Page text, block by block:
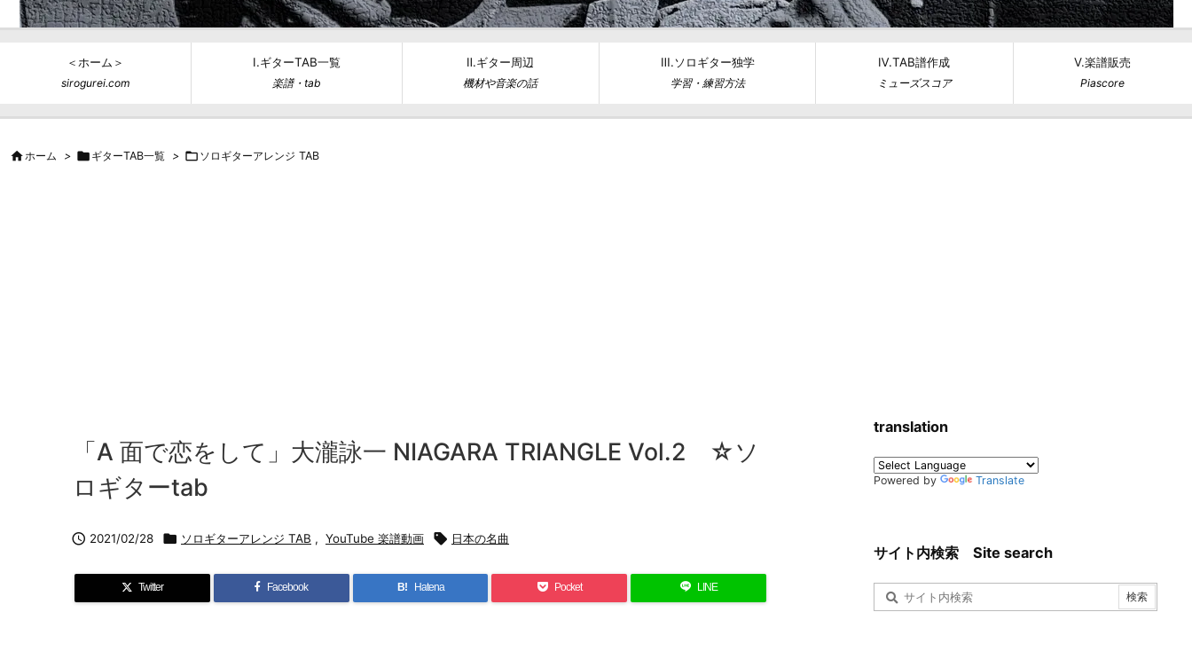
＜ホーム＞
sirogurei.com
Ⅰ.ギターTAB一覧
楽譜・tab
Ⅱ.ギター周辺
機材や音楽の話
Ⅲ.ソロギター独学
学習・練習方法
Ⅳ.TAB譜作成
ミューズスコア
Ⅴ.楽譜販売
Piascore
 ホーム >  ギターTAB一覧 >  ソロギターアレンジ TAB
「A 面で恋をして」大瀧詠一 NIAGARA TRIANGLE Vol.2 ☆ソ
ロギターtab
 2021/02/28  ソロギターアレンジ TAB , YouTube 楽譜動画  日本の名曲
Twitter Facebook B! Hatena Pocket LINE
translation
Powered by Translate
サイト内検索 Site search